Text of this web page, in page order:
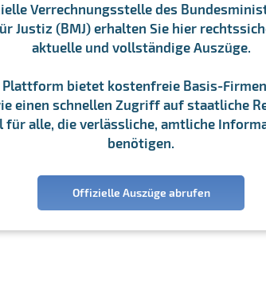
Verrechnungsstelle des
Justiz (BMJ) erhalten Sie hier
aktuelle und vollständige Auszüge.
Plattform bietet kostenfreie Basis-
einen schnellen Zugriff auf staatliche
für alle, die verlässliche, amtliche
benötigen.
Offizielle Auszüge abrufen